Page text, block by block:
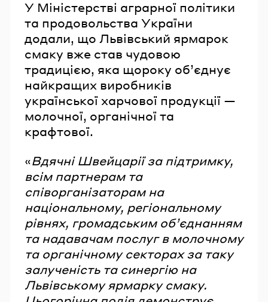
У Міністерстві аграрної політики
та продовольства України
додали, що Львівський ярмарок
смаку вже став чудовою
традицією, яка щороку об’єднує
найкращих виробників
української харчової продукції —
молочної, органічної та
крафтової.
«Вдячні Швейцарії за підтримку,
всім партнерам та
співорганізаторам на
національному, регіональному
рівнях, громадським об’єднанням
та надавачам послуг в молочному
та органічному секторах за таку
залученість та синергію на
Львівському ярмарку смаку.